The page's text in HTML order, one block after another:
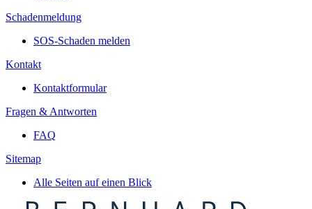
Schadenmeldung
SOS-Schaden melden
Kontakt
Kontaktformular
Fragen & Antworten
FAQ
Sitemap
Alle Seiten auf einen Blick